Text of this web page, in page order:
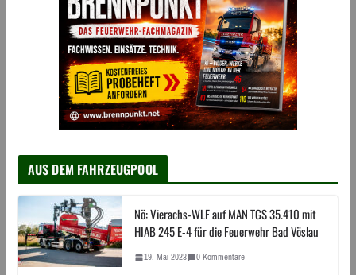
AUS DEM FAHRZEUGPOOL
Nö: Vierachs-WLF auf MAN TGS 35.410 mit
HIAB 245 E-4 für die Feuerwehr Bad Vöslau
19. Mai 2023 0 Kommentare